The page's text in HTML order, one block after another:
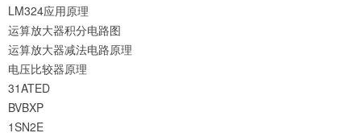
LM324应用原理
运算放大器积分电路图
运算放大器减法电路原理
电压比较器原理
31ATED
BVBXP
1SN2E